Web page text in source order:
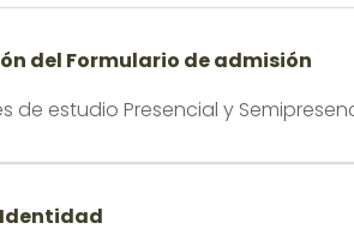
del Formulario de admisión
de estudio Presencial y